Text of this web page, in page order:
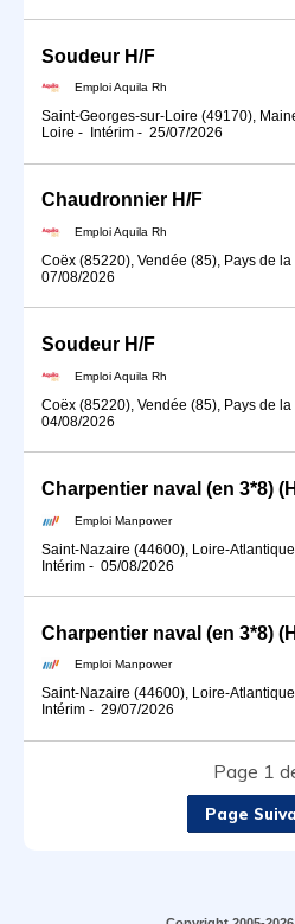
Soudeur H/F
Emploi Aquila Rh
Saint-Georges-sur-Loire (49170),
Loire - Intérim - 25/07/2026
Chaudronnier H/F
Emploi Aquila Rh
Coëx (85220), Vendée (85), Pays de la
07/08/2026
Soudeur H/F
Emploi Aquila Rh
Coëx (85220), Vendée (85), Pays de la
04/08/2026
Charpentier naval (en 3*8)
Emploi Manpower
Saint-Nazaire (44600), Loire-
Intérim - 05/08/2026
Charpentier naval (en 3*8)
Emploi Manpower
Saint-Nazaire (44600), Loire-
Intérim - 29/07/2026
Page 1
Page